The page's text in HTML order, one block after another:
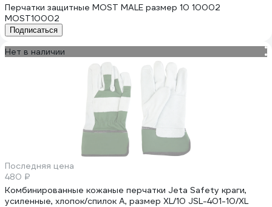
Перчатки защитные MOST MALE размер 10 10002
MOST10002
Подписаться
Нет в наличии
Последняя цена
480 ₽
Комбинированные кожаные перчатки Jeta Safety краги,
усиленные, хлопок/спилок А, размер XL/10 JSL-401-10/XL